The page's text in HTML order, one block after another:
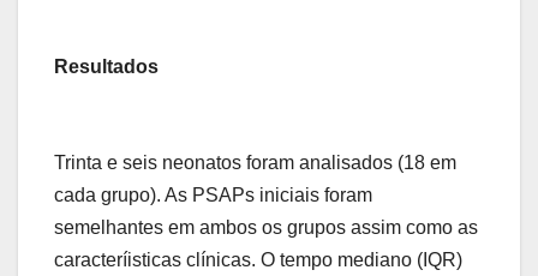
Resultados
Trinta e seis neonatos foram analisados ​​(18 em
cada grupo). As PSAPs iniciais foram
semelhantes em ambos os grupos assim como as
caracteríisticas clínicas. O tempo mediano (IQR)